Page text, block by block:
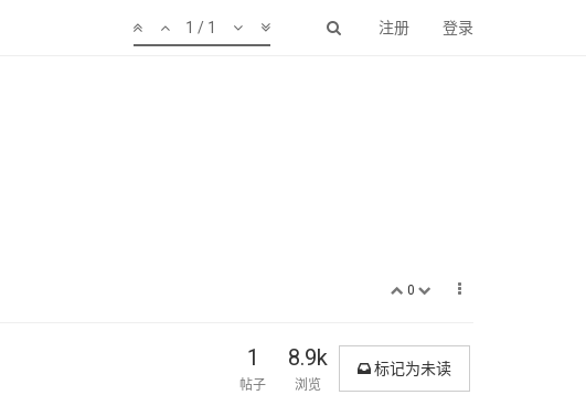
注册 登录
1 / 1
0
1
帖子
8.9k
浏览
标记为未读